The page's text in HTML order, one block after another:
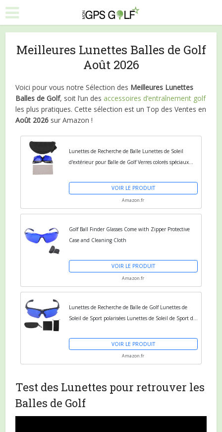
Meilleures Lunettes Balles de Golf
Août 2026
Voici pour vous notre Sélection des Meilleures Lunettes
Balles de Golf, soit l’un des accessoires d’entraînement golf
les plus pratiques. Cette sélection est un Top des Ventes en
Août 2026 sur Amazon !
Lunettes de Recherche de Balle Lunettes de Soleil
d'extérieur pour Balle de Golf Verres colorés spéciaux
VOIR LE PRODUIT
Amazon.fr
Golf Ball Finder Glasses Come with Zipper Protective
Case and Cleaning Cloth
VOIR LE PRODUIT
Amazon.fr
Lunettes de Recherche de Balle de Golf Lunettes de
Soleil de Sport polarisées Lunettes de Soleil de Sport de
VOIR LE PRODUIT
Amazon.fr
Test des Lunettes pour retrouver les
Balles de Golf